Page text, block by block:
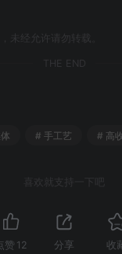
未经允许请勿转载。
THE END
# 手工艺 # 高
喜欢就支持一下吧
赞 12 分享 收